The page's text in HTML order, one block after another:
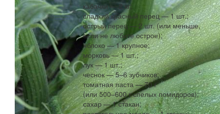
кабачки — 2 кг;
сладкий красный перец — 1 шт.;
острый перец — 2 шт. (или меньше,
если не любите острое);
яблоко — 1 крупное;
морковь — 1 шт.;
лук — 1 шт.;
чеснок — 5–6 зубчиков;
томатная паста — 70 г
(или 500–600 г спелых помидоров);
сахар — 1 стакан;